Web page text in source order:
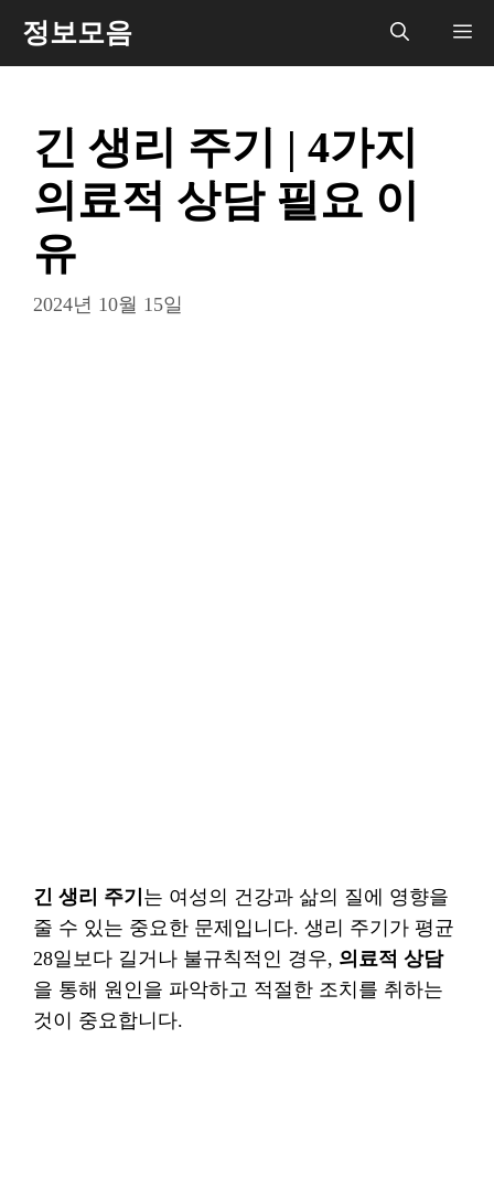
정보모음 메
긴 생리 주기 | 4가지
의료적 상담 필요 이
유
2024년 10월 15일
긴 생리 주기 는 여성의 건강과 삶의 질에 영향을
줄 수 있는 중요한 문제입니다. 생리 주기가 평균
28일보다 길거나 불규칙적인 경우, 의료적 상담
을 통해 원인을 파악하고 적절한 조치를 취하는
것이 중요합니다.